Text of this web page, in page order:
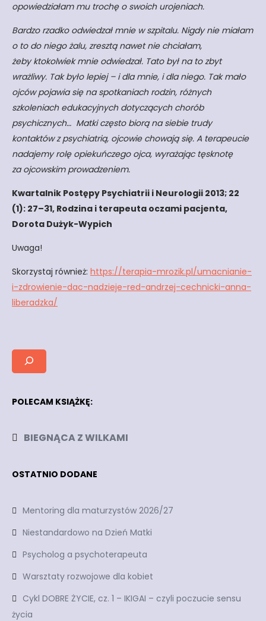
opowiedziałam mu trochę o swoich urojeniach.
Bardzo rzadko odwiedzał mnie w szpitalu. Nigdy nie miałam
o to do niego żalu, zresztą nawet nie chciałam,
żeby ktokolwiek mnie odwiedzał. Tato był na to zbyt
wrażliwy. Tak było lepiej – i dla mnie, i dla niego. Tak mało
ojców pojawia się na spotkaniach rodzin, różnych
szkoleniach edukacyjnych dotyczących chorób
psychicznych… Matki często biorą na siebie trudy
kontaktów z psychiatrią, ojcowie chowają się. A terapeucie
nadajemy rolę opiekuńczego ojca, wyrażając tęsknotę
za ojcowskim prowadzeniem.
Kwartalnik Postępy Psychiatrii i Neurologii 2013; 22
(1): 27–31, Rodzina i terapeuta oczami pacjenta,
Dorota Dużyk-Wypich
Uwaga!
Skorzystaj również: https://terapia-mrozik.pl/umacnianie-
i-zdrowienie-dac-nadzieje-red-andrzej-cechnicki-anna-
liberadzka/
POLECAM KSIĄŻKĘ:
BIEGNĄCA Z WILKAMI
OSTATNIO DODANE
Mentoring dla maturzystów 2026/27
Niestandardowo na Dzień Matki
Psycholog a psychoterapeuta
Warsztaty rozwojowe dla kobiet
Cykl DOBRE ŻYCIE, cz. 1 – IKIGAI – czyli poczucie sensu
życia